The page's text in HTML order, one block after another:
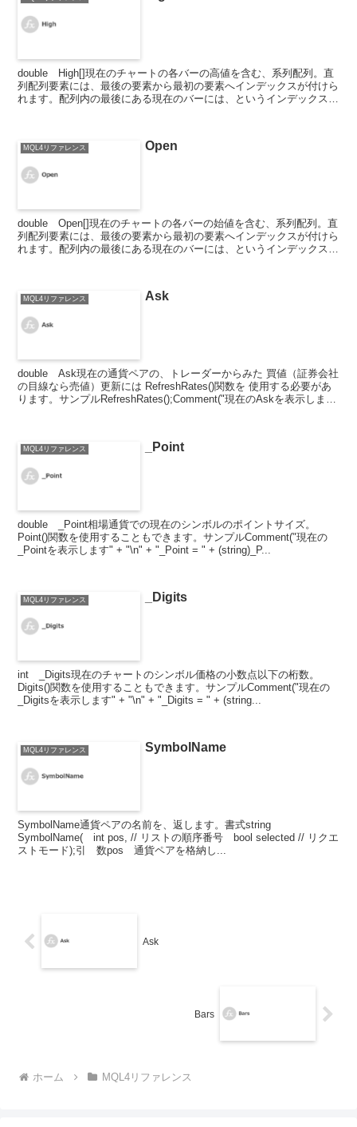
double High[]現在のチャートの各バーの高値を含む、系列配列。直
列配列要素には、最後の要素から最初の要素へインデックスが付けら
れます。配列内の最後にある現在のバーには、というインデックスが
MQL4リファレンス Open
double Open[]現在のチャートの各バーの始値を含む、系列配列。直
列配列要素には、最後の要素から最初の要素へインデックスが付けら
れます。配列内の最後にある現在のバーには、というインデックスが
MQL4リファレンス Ask
double Ask現在の通貨ペアの、トレーダーからみた 買値（証券会社
の目線なら売値）更新には RefreshRates()関数を 使用する必要があ
ります。サンプルRefreshRates();Comment("現在のAskを表示しま
MQL4リファレンス _Point
double _Point相場通貨での現在のシンボルのポイントサイズ。
Point()関数を使用することもできます。サンプルComment("現在の
_Pointを表示します" + "\n" + "_Point = " + (string)_P...
MQL4リファレンス _Digits
int _Digits現在のチャートのシンボル価格の小数点以下の桁数。
Digits()関数を使用することもできます。サンプルComment("現在の
_Digitsを表示します" + "\n" + "_Digits = " + (string...
MQL4リファレンス SymbolName
SymbolName通貨ペアの名前を、返します。書式string
SymbolName( int pos, // リストの順序番号 bool selected // リクエ
ストモード);引 数pos 通貨ペアを格納し...
Ask
Bars
ホーム MQL4リファレンス